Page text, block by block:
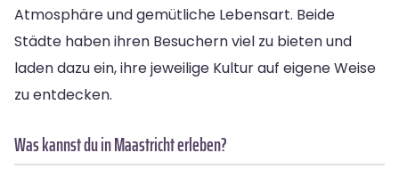
Atmosphäre und gemütliche Lebensart. Beide
Städte haben ihren Besuchern viel zu bieten und
laden dazu ein, ihre jeweilige Kultur auf eigene Weise
zu entdecken.
Was kannst du in Maastricht erleben?